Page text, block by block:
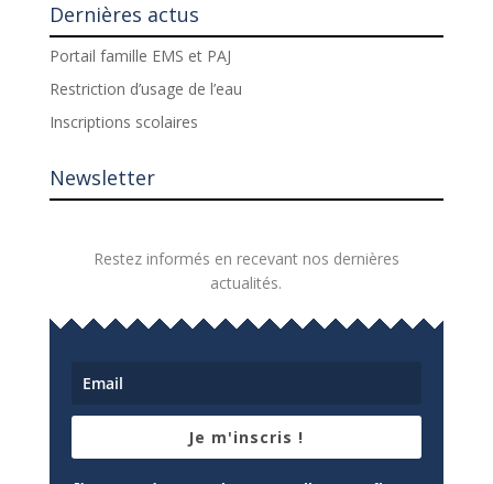
Dernières actus
Portail famille EMS et PAJ
Restriction d’usage de l’eau
Inscriptions scolaires
Newsletter
Restez informés en recevant nos dernières
actualités.
Je m'inscris !